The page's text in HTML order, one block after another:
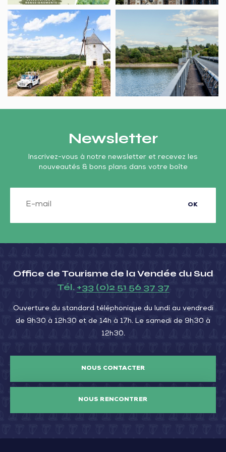
Balades
découvertes
du
vignoble
Mourat
du
Marillet
Newsletter
Inscrivez-vous à notre newsletter et recevez les
nouveautés & bons plans dans votre boîte
OK
Office de Tourisme de la Vendée du Sud
Tél. +33 (0)2 51 56 37 37
Ouverture du standard téléphonique du lundi au vendredi
de 9h30 à 12h30 et de 14h à 17h. Le samedi de 9h30 à
12h30.
NOUS CONTACTER
NOUS RENCONTRER